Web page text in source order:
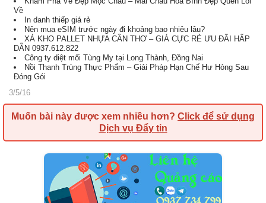
Về
In danh thiếp giá rẻ
Nên mua eSIM trước ngày đi khoảng bao nhiêu lâu?
XẢ KHO PALLET NHỰA CẦN THƠ – GIÁ CỰC RẺ ƯU ĐÃI HẤP
DẪN 0937.612.822
Công ty diệt mối Tùng My tại Long Thành, Đồng Nai
Nồi Thanh Trùng Thực Phẩm – Giải Pháp Hạn Chế Hư Hỏng Sau
Đóng Gói
3/5/16
Muốn bài này được xem nhiều hơn? Click để sử dụng
Dịch vụ Đẩy tin